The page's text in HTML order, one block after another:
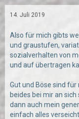
14. Juli 2019
Also für mich gibts
und graustufen,
sozialverhalten von
und auf übertragen
Gut und Böse sind
beides bei mir an
dann auch mein
einfach alles